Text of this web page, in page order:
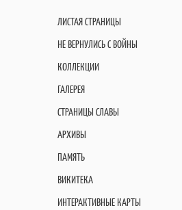
ЛИСТАЯ СТРАНИЦЫ
НЕ ВЕРНУЛИСЬ С ВОЙНЫ
КОЛЛЕКЦИИ
ГАЛЕРЕЯ
СТРАНИЦЫ СЛАВЫ
АРХИВЫ
ПАМЯТЬ
ВИКИТЕКА
ИНТЕРАКТИВНЫЕ КАРТЫ